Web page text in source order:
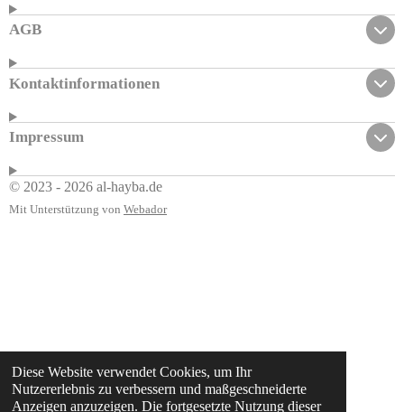
Diese Website verwendet Cookies, um Ihr
Nutzererlebnis zu verbessern und maßgeschneiderte
Anzeigen anzuzeigen. Die fortgesetzte Nutzung dieser
AGB
Kontaktinformationen
Impressum
© 2023 - 2026 al-hayba.de
Mit Unterstützung von Webador